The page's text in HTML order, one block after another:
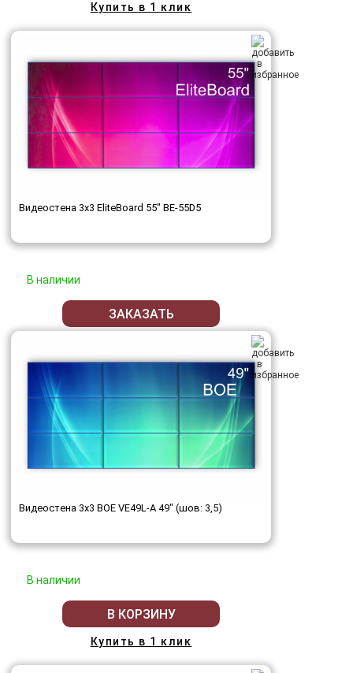
Купить в 1 клик
Видеостена 3x3 EliteBoard 55" BE-55D5
В наличии
ЗАКАЗАТЬ
Видеостена 3x3 BOE VE49L-A 49" (шов: 3,5)
В наличии
В КОРЗИНУ
Купить в 1 клик